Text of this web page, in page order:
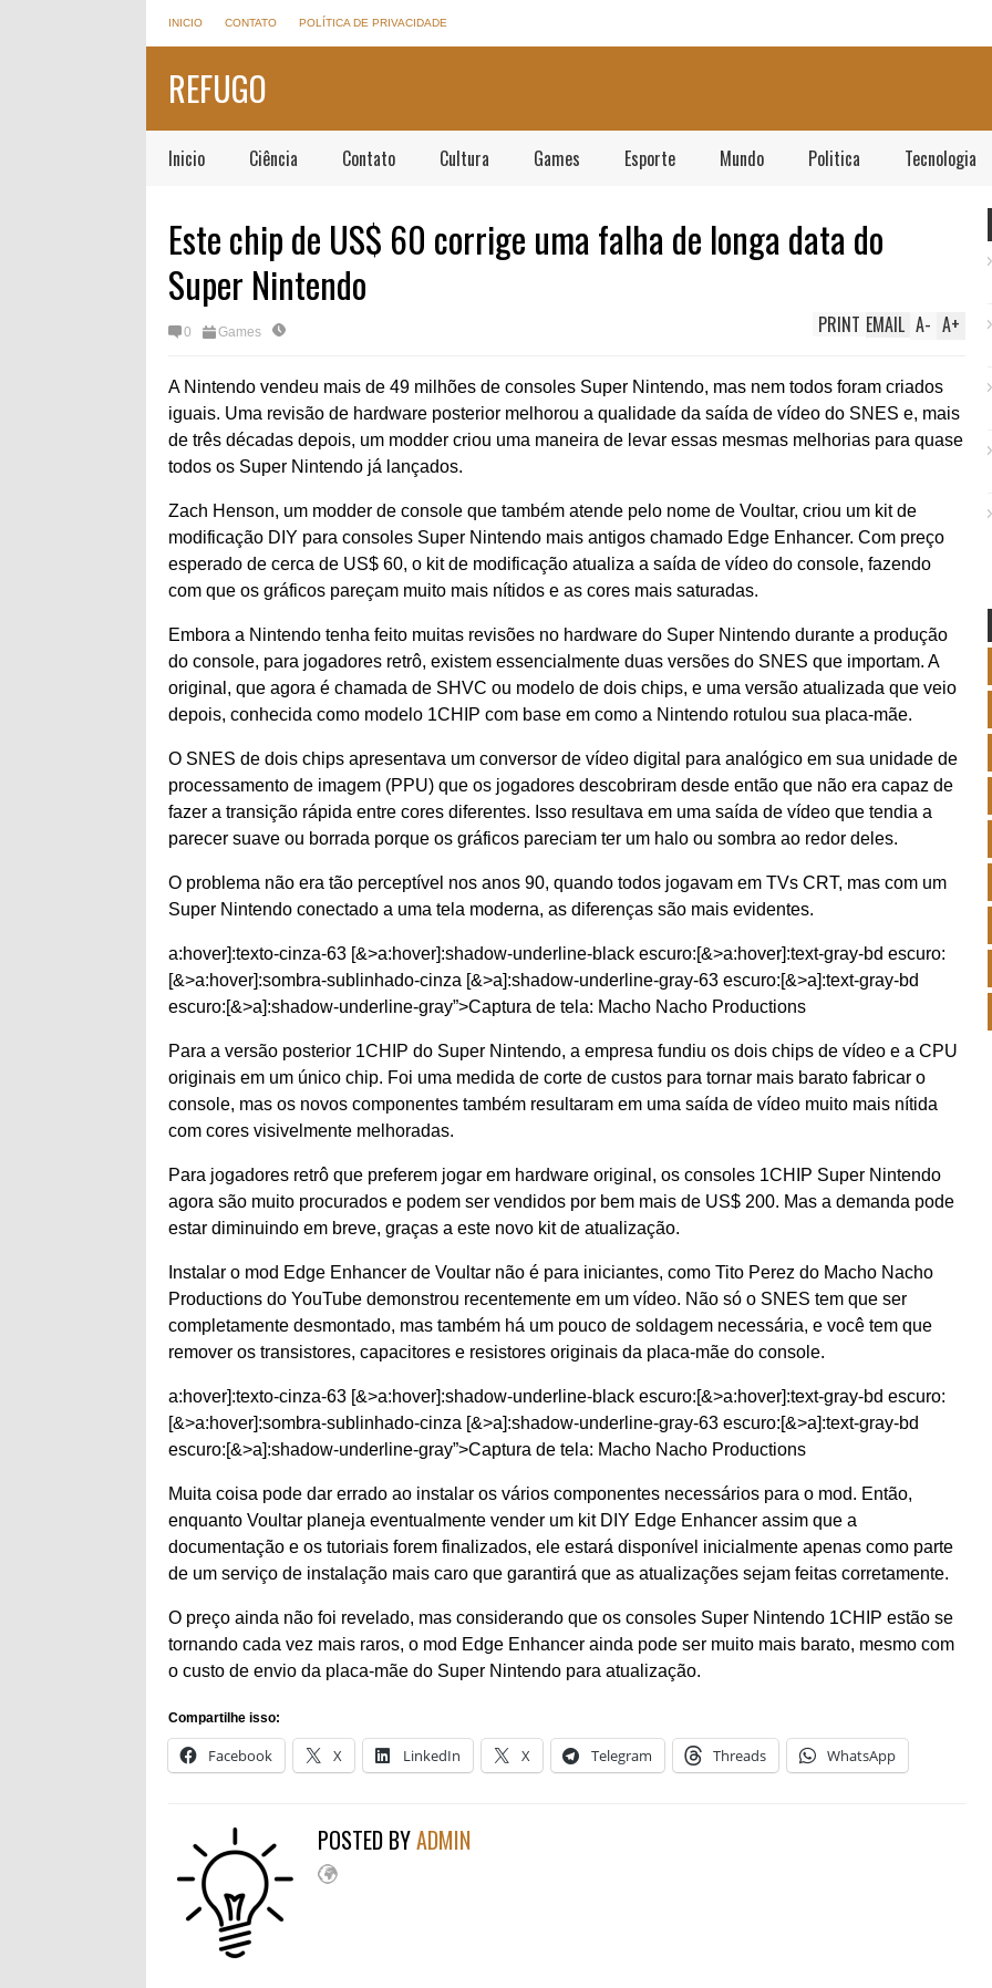
INICIO CONTATO POLÍTICA DE PRIVACIDADE
REFUGO
Inicio Ciência Contato Cultura Games Esporte Mundo Politica Tecnologia
Este chip de US$ 60 corrige uma falha de longa data do
Super Nintendo
0 Games A+
A-
EMAIL
PRINT
A Nintendo vendeu mais de 49 milhões de consoles Super Nintendo, mas nem todos foram criados
iguais. Uma revisão de hardware posterior melhorou a qualidade da saída de vídeo do SNES e, mais
de três décadas depois, um modder criou uma maneira de levar essas mesmas melhorias para quase
todos os Super Nintendo já lançados.
Zach Henson, um modder de console que também atende pelo nome de Voultar, criou um kit de
modificação DIY para consoles Super Nintendo mais antigos chamado Edge Enhancer. Com preço
esperado de cerca de US$ 60, o kit de modificação atualiza a saída de vídeo do console, fazendo
com que os gráficos pareçam muito mais nítidos e as cores mais saturadas.
Embora a Nintendo tenha feito muitas revisões no hardware do Super Nintendo durante a produção
do console, para jogadores retrô, existem essencialmente duas versões do SNES que importam. A
original, que agora é chamada de SHVC ou modelo de dois chips, e uma versão atualizada que veio
depois, conhecida como modelo 1CHIP com base em como a Nintendo rotulou sua placa-mãe.
O SNES de dois chips apresentava um conversor de vídeo digital para analógico em sua unidade de
processamento de imagem (PPU) que os jogadores descobriram desde então que não era capaz de
fazer a transição rápida entre cores diferentes. Isso resultava em uma saída de vídeo que tendia a
parecer suave ou borrada porque os gráficos pareciam ter um halo ou sombra ao redor deles.
O problema não era tão perceptível nos anos 90, quando todos jogavam em TVs CRT, mas com um
Super Nintendo conectado a uma tela moderna, as diferenças são mais evidentes.
a:hover]:texto-cinza-63 [&>a:hover]:shadow-underline-black escuro:[&>a:hover]:text-gray-bd escuro:
[&>a:hover]:sombra-sublinhado-cinza [&>a]:shadow-underline-gray-63 escuro:[&>a]:text-gray-bd
escuro:[&>a]:shadow-underline-gray”>Captura de tela: Macho Nacho Productions
Para a versão posterior 1CHIP do Super Nintendo, a empresa fundiu os dois chips de vídeo e a CPU
originais em um único chip. Foi uma medida de corte de custos para tornar mais barato fabricar o
console, mas os novos componentes também resultaram em uma saída de vídeo muito mais nítida
com cores visivelmente melhoradas.
Para jogadores retrô que preferem jogar em hardware original, os consoles 1CHIP Super Nintendo
agora são muito procurados e podem ser vendidos por bem mais de US$ 200. Mas a demanda pode
estar diminuindo em breve, graças a este novo kit de atualização.
Instalar o mod Edge Enhancer de Voultar não é para iniciantes, como Tito Perez do Macho Nacho
Productions do YouTube demonstrou recentemente em um vídeo. Não só o SNES tem que ser
completamente desmontado, mas também há um pouco de soldagem necessária, e você tem que
remover os transistores, capacitores e resistores originais da placa-mãe do console.
a:hover]:texto-cinza-63 [&>a:hover]:shadow-underline-black escuro:[&>a:hover]:text-gray-bd escuro:
[&>a:hover]:sombra-sublinhado-cinza [&>a]:shadow-underline-gray-63 escuro:[&>a]:text-gray-bd
escuro:[&>a]:shadow-underline-gray”>Captura de tela: Macho Nacho Productions
Muita coisa pode dar errado ao instalar os vários componentes necessários para o mod. Então,
enquanto Voultar planeja eventualmente vender um kit DIY Edge Enhancer assim que a
documentação e os tutoriais forem finalizados, ele estará disponível inicialmente apenas como parte
de um serviço de instalação mais caro que garantirá que as atualizações sejam feitas corretamente.
O preço ainda não foi revelado, mas considerando que os consoles Super Nintendo 1CHIP estão se
tornando cada vez mais raros, o mod Edge Enhancer ainda pode ser muito mais barato, mesmo com
o custo de envio da placa-mãe do Super Nintendo para atualização.
Compartilhe isso:
Facebook X LinkedIn X Telegram Threads WhatsApp
POSTED BYADMIN